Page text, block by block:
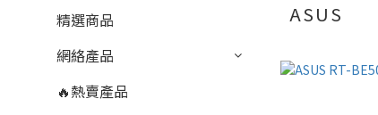
精選商品
網絡產品
🔥熱賣產品
ASUS